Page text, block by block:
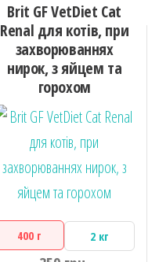
Brit GF VetDiet Cat
Renal для котів, при
захворюваннях
нирок, з яйцем та
горохом
400 г 2 кг